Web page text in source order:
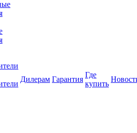
Дилерам Гарантия
Где
купить